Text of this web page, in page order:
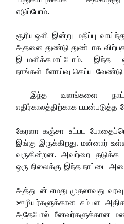
எடுப்போம்.
சூரியஒளி இன்று மதிப்பு
அதனை துண்டு துண்டாக
இடமளிக்கமாட்டோம். இந்த
நாங்கள் மீளாய்வு செய்ய
இந்த வளங்களை
எதிர்காலத்திற்காக பயன்படுத்த
கேரளா கஞ்சா உட்பட
இங்கு இருக்கிறது. மன்னார்
வருகின்றன. அவற்றை தடுக்க
ஒரு நிலைக்கு இந்த நாட்டை
அத்துடன் எமது முதலாவது
ஊழியர்களுக்கான சம்பள
அதேபோல் மீனவர்களுக்கான